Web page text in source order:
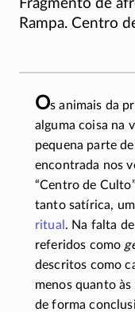
Fragmento de
Rampa. Centro
Os animais da
alguma coisa na
pequena parte
encontrada nos
“Centro de
tanto satírica, um
ritual . Na falta
referidos como
descritos como
menos quanto
de forma